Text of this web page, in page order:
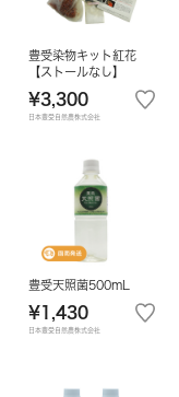
豊受染物キット紅花
【ストールなし】
¥3,300
日本豊受自然農株式会社
豊受天照菌500mL
¥1,430
日本豊受自然農株式会社